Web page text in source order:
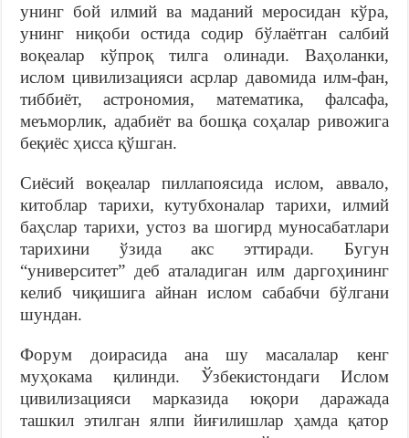
унинг бой илмий ва маданий меросидан кўра,
унинг ниқоби остида содир бўлаётган салбий
воқеалар кўпроқ тилга олинади. Ваҳоланки,
ислом цивилизацияси асрлар давомида илм-фан,
тиббиёт, астрономия, математика, фалсафа,
меъморлик, адабиёт ва бошқа соҳалар ривожига
беқиёс ҳисса қўшган.
Сиёсий воқеалар пиллапоясида ислом, аввало,
китоблар тарихи, кутубхоналар тарихи, илмий
баҳслар тарихи, устоз ва шогирд муносабатлари
тарихини ўзида акс эттиради. Бугун
“университет” деб аталадиган илм даргоҳининг
келиб чиқишига айнан ислом сабабчи бўлгани
шундан.
Форум доирасида ана шу масалалар кенг
муҳокама қилинди. Ўзбекистондаги Ислом
цивилизацияси марказида юқори даражада
ташкил этилган ялпи йиғилишлар ҳамда қатор